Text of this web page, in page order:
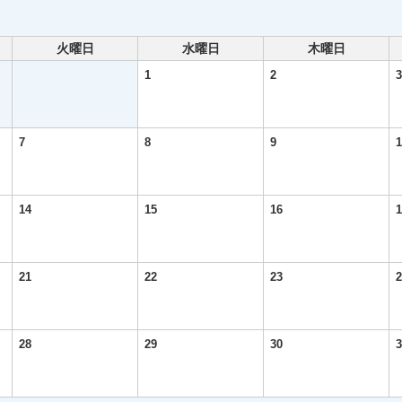
火曜日 水曜日 木曜日
1 2 3
7 8 9
14 15 16
21 22 23
28 29 30